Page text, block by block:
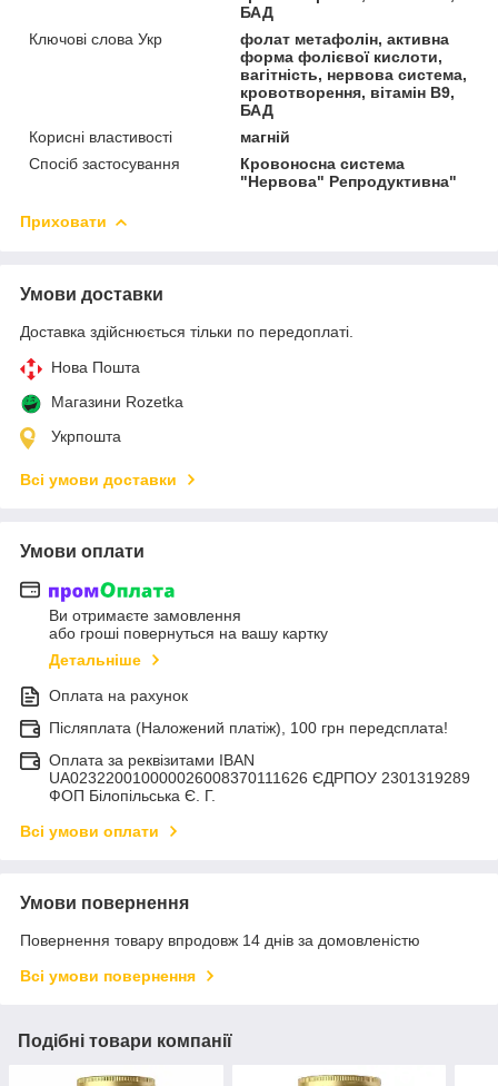
БАД
Ключові слова Укр
фолат метафолін, активна
форма фолієвої кислоти,
вагітність, нервова система,
кровотворення, вітамін B9,
БАД
Корисні властивості
магній
Спосіб застосування
Кровоносна система
"Нервова" Репродуктивна"
Приховати
Умови доставки
Доставка здійснюється тільки по передоплаті.
Нова Пошта
Магазини Rozetka
Укрпошта
Всі умови доставки
Умови оплати
Ви отримаєте замовлення
або гроші повернуться на вашу картку
Детальніше
Оплата на рахунок
Післяплата (Наложений платіж), 100 грн передсплата!
Оплата за реквізитами IBAN
UA023220010000026008370111626 ЄДРПОУ 2301319289
ФОП Білопільська Є. Г.
Всі умови оплати
Умови повернення
Повернення товару впродовж 14 днів за домовленістю
Всі умови повернення
Подібні товари компанії